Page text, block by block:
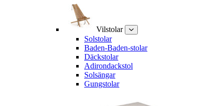
Vilstolar
Solstolar
Baden-Baden-stolar
Däckstolar
Adirondackstol
Solsängar
Gungstolar